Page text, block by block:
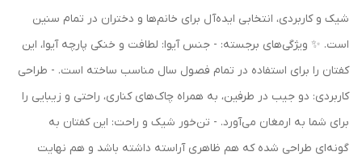
شیک و کاربردی، انتخابی ایده‌آل برای خانم‌ها و دختران در تمام سنین
است. ✨ ویژگی‌های برجسته: - جنس آیوا: لطافت و خنکی پارچه آیوا، این
کفتان را برای استفاده در تمام فصول سال مناسب ساخته است. - طراحی
کاربردی: دو جیب در طرفین، به همراه چاک‌های کناری، راحتی و زیبایی را
برای شما به ارمغان می‌آورد. - تن‌خور شیک و راحت: این کفتان به
گونه‌ای طراحی شده که هم ظاهری آراسته داشته باشد و هم نهایت